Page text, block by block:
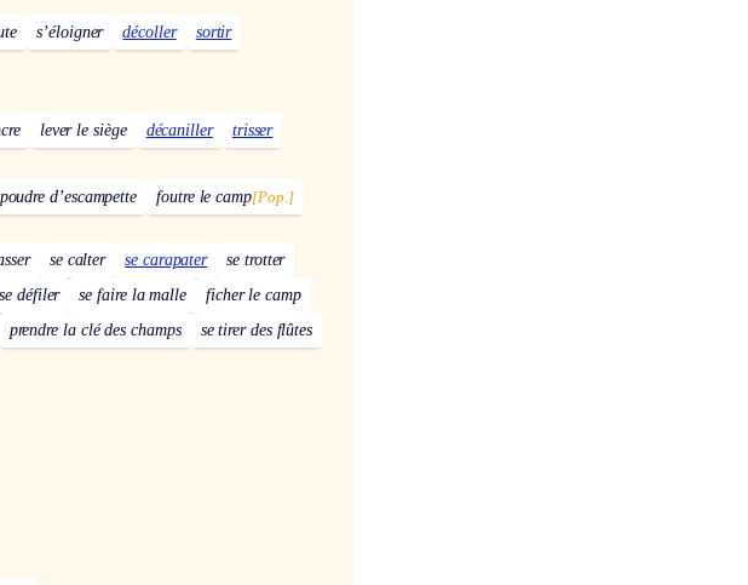
s’éloigner décoller
sortir
lever le siège décaniller trisser
d’escampette foutre le camp[Pop.]
se calter se carapater
se trotter
se défiler se faire la malle
ficher le camp
prendre la clé des champs se tirer des flûtes